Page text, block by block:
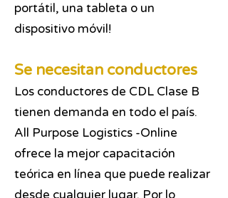
portátil, una tableta o un
dispositivo móvil!
Se necesitan conductores
Los conductores de CDL Clase B
tienen demanda en todo el país.
All Purpose Logistics -Online
ofrece la mejor capacitación
teórica en línea que puede realizar
desde cualquier lugar. Por lo